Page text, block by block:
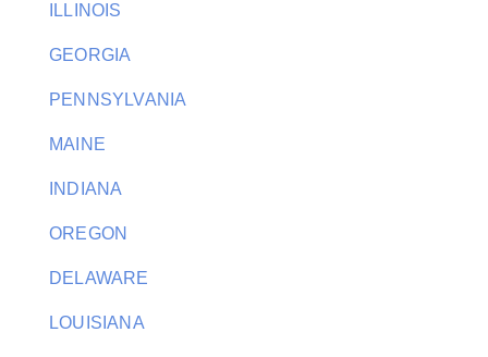
ILLINOIS
GEORGIA
PENNSYLVANIA
MAINE
INDIANA
OREGON
DELAWARE
LOUISIANA